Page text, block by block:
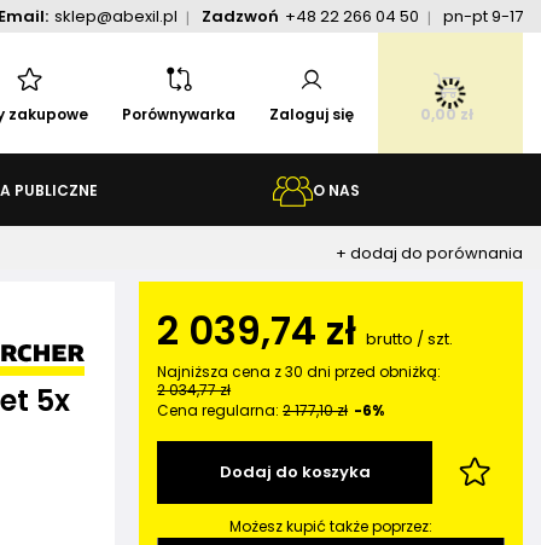
sklep@abexil.pl Zadzwoń +48 22 266 04 50 pn-pt 9-17
zakupowe Porównywarka Zaloguj się 0,00 zł
PUBLICZNE O NAS
+ dodaj do porównania
5x
2 039,74 zł brutto /szt.
Najniższa cena z 30 dni przed obniżką:
2 034,77 zł
Cena regularna:2 177,10 zł -6%
Dodaj do koszyka
Możesz kupić także poprzez: